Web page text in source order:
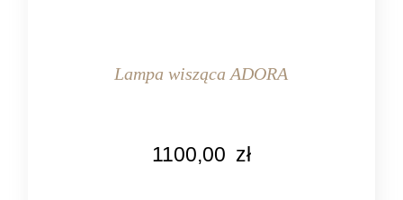
Lampa wisząca ADORA
1100,00 zł